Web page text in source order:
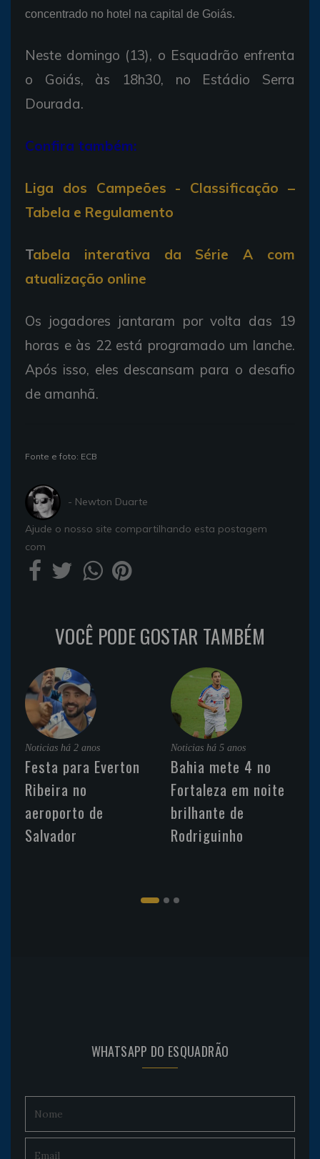
concentrado no hotel na capital de Goiás.
Neste domingo (13), o Esquadrão enfrenta
o Goiás, às 18h30, no Estádio Serra
Dourada.
Confira também:
Liga dos Campeões - Classificação –
Tabela e Regulamento
Tabela interativa da Série A com
atualização online
Os jogadores jantaram por volta das 19
horas e às 22 está programado um lanche.
Após isso, eles descansam para o desafio
de amanhã.
Fonte e foto: ECB
- Newton Duarte
Ajude o nosso site compartilhando esta postagem
com
VOCÊ PODE GOSTAR TAMBÉM
Noticias há 2 anos
Festa para Everton
Ribeira no
aeroporto de
Salvador
Noticias há 5 anos
Bahia mete 4 no
Fortaleza em noite
brilhante de
Rodriguinho
WHATSAPP DO ESQUADRÃO